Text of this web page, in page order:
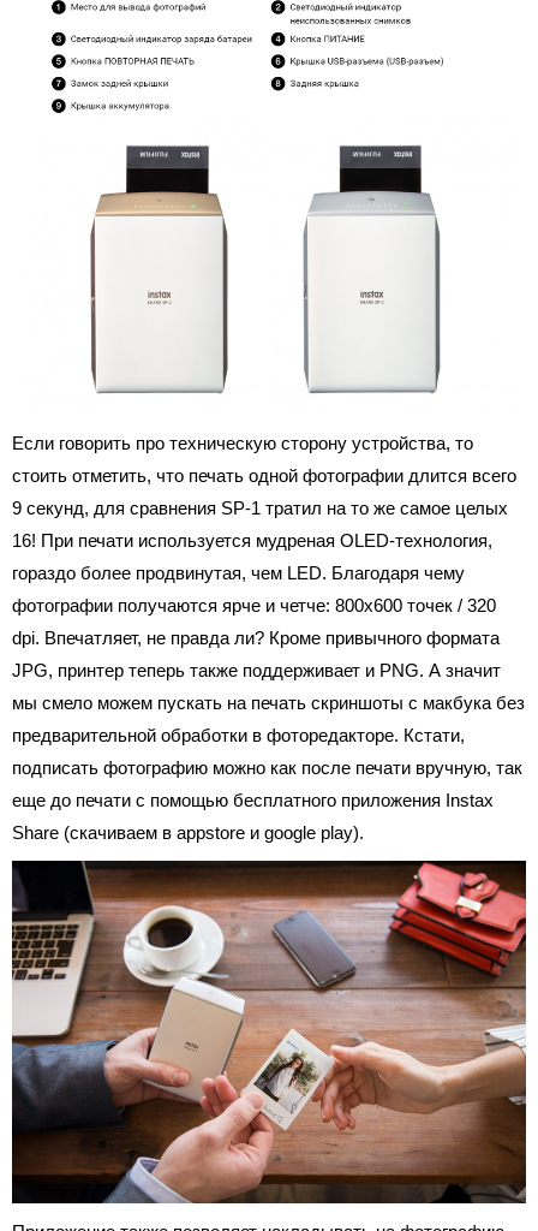
Если говорить про техническую сторону устройства, то
стоить отметить, что печать одной фотографии длится всего
9 секунд, для сравнения SP-1 тратил на то же самое целых
16! При печати используется мудреная OLED-технология,
гораздо более продвинутая, чем LED. Благодаря чему
фотографии получаются ярче и четче: 800x600 точек / 320
dpi. Впечатляет, не правда ли? Кроме привычного формата
JPG, принтер теперь также поддерживает и PNG. А значит
мы смело можем пускать на печать скриншоты с макбука без
предварительной обработки в фоторедакторе. Кстати,
подписать фотографию можно как после печати вручную, так
еще до печати с помощью бесплатного приложения Instax
Share (скачиваем в appstore и google play).